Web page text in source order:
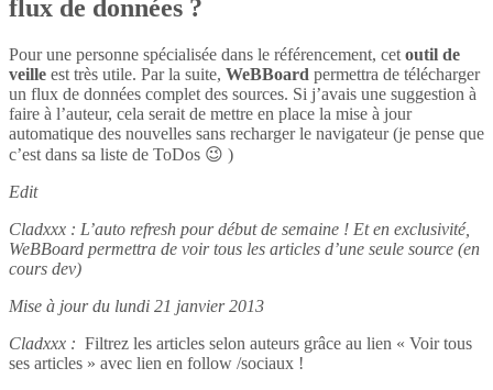
flux de données ?
Pour une personne spécialisée dans le référencement, cet outil de
veille est très utile. Par la suite, WeBBoard permettra de télécharger
un flux de données complet des sources. Si j’avais une suggestion à
faire à l’auteur, cela serait de mettre en place la mise à jour
automatique des nouvelles sans recharger le navigateur (je pense que
c’est dans sa liste de ToDos 😉 )
Edit
Cladxxx : L’auto refresh pour début de semaine ! Et en exclusivité,
WeBBoard permettra de voir tous les articles d’une seule source (en
cours dev)
Mise à jour du lundi 21 janvier 2013
Cladxxx : Filtrez les articles selon auteurs grâce au lien « Voir tous
ses articles » avec lien en follow /sociaux !